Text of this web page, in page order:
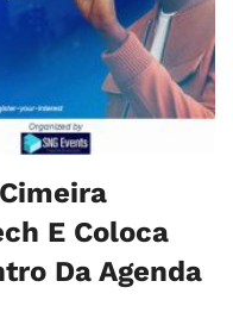
E Coloca
Da Agenda